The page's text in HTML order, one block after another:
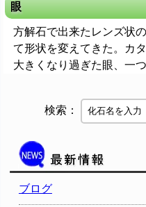
眼
方解石で出来たレンズ状
て形状を変えてきた。カ
大きくなり過ぎた眼、一つ
検索：
ブログ